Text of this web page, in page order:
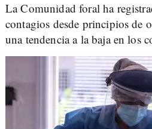
La Comunidad foral ha
contagios desde principios de
una tendencia a la baja en los